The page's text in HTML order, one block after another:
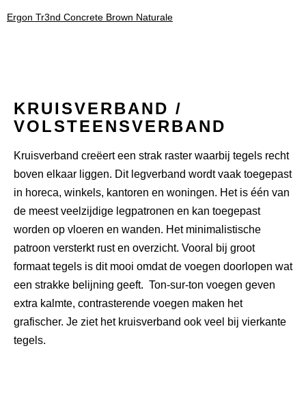
Ergon Tr3nd Concrete Brown Naturale
KRUISVERBAND /
VOLSTEENSVERBAND
Kruisverband creëert een strak raster waarbij tegels recht
boven elkaar liggen. Dit legverband wordt vaak toegepast
in horeca, winkels, kantoren en woningen. Het is één van
de meest veelzijdige legpatronen en kan toegepast
worden op vloeren en wanden. Het minimalistische
patroon versterkt rust en overzicht. Vooral bij groot
formaat tegels is dit mooi omdat de voegen doorlopen wat
een strakke belijning geeft. Ton-sur-ton voegen geven
extra kalmte, contrasterende voegen maken het
grafischer. Je ziet het kruisverband ook veel bij vierkante
tegels.